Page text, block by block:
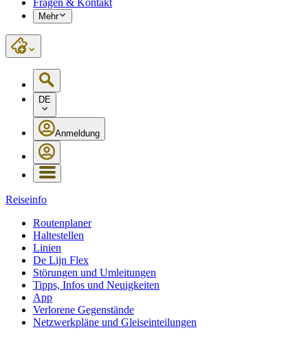
Fragen & Kontakt
Mehr
DE
Anmeldung
Reiseinfo
Routenplaner
Haltestellen
Linien
De Lijn Flex
Störungen und Umleitungen
Tipps, Infos und Neuigkeiten
App
Verlorene Gegenstände
Netzwerkpläne und Gleiseinteilungen